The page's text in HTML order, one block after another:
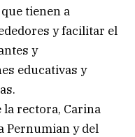
tienen a
y facilitar el
y
educativas y
la rectora, Carina
Pernumian y del